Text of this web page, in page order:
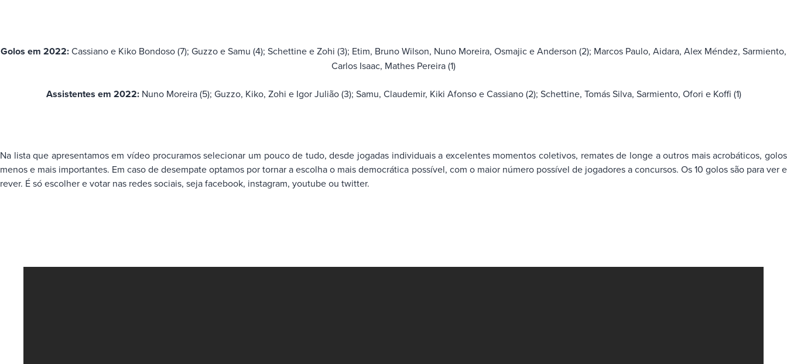
Golos em 2022:Cassiano e Kiko Bondoso (7); Guzzo e Samu (4); Schettine e Zohi (3); Etim, Bruno Wilson, Nuno Moreira, Osmajic e Anderson (2); Marcos Paulo, Aidara, Alex Méndez, Sarmiento,
Carlos Isaac, Mathes Pereira (1)
Assistentes em 2022: Nuno Moreira (5); Guzzo, Kiko, Zohi e Igor Julião (3); Samu, Claudemir, Kiki Afonso e Cassiano (2); Schettine, Tomás Silva, Sarmiento, Ofori e Koffi (1)
Na lista que apresentamos em vídeo procuramos selecionar um pouco de tudo, desde jogadas individuais a excelentes momentos coletivos, remates de longe a outros mais acrobáticos, golos
menos e mais importantes. Em caso de desempate optamos por tornar a escolha o mais democrática possível, com o maior número possível de jogadores a concursos. Os 10 golos são para ver e
rever. É só escolher e votar nas redes sociais, seja facebook, instagram, youtube ou twitter.